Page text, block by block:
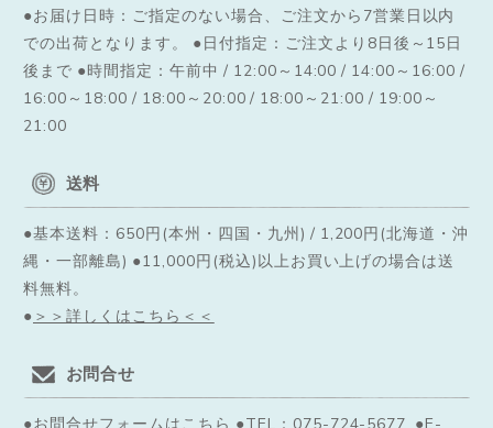
●お届け日時：ご指定のない場合、ご注文から7営業日以内
での出荷となります。
●日付指定：ご注文より8日後～15日
後まで ●時間指定：午前中 / 12:00～14:00 / 14:00～16:00 /
16:00～18:00 / 18:00～20:00 / 18:00～21:00 / 19:00～
21:00
送料
●基本送料：650円(本州・四国・九州) / 1,200円(北海道・沖
縄・一部離島) ●11,000円(税込)以上お買い上げの場合は送
料無料。
● ＞＞詳しくはこちら＜＜
お問合せ
●お問合せフォームはこちら ●TEL：075-724-5677 ●E-